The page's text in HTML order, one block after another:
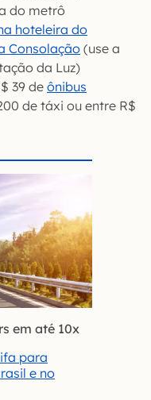
do metrô
hoteleira do
Consolação(use a
da Luz)
39 deônibus
de táxi ou entre R$
em até 10x
para
e no